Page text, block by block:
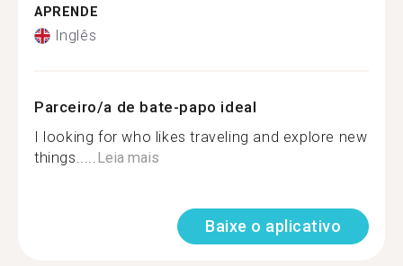
APRENDE
Inglês
Parceiro/a de bate-papo ideal
I looking for who likes traveling and explore new
things.....Leia mais
Baixe o aplicativo